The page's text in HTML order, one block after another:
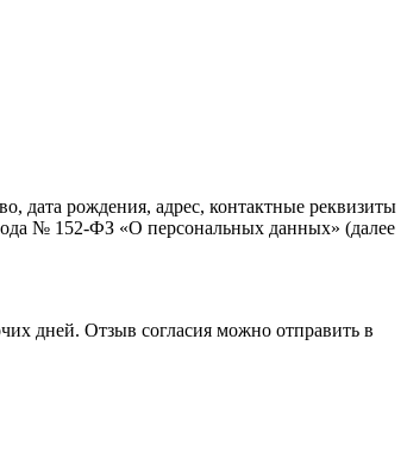
дата рождения, адрес, контактные реквизиты
№ 152-ФЗ «О персональных данных» (далее
дней. Отзыв согласия можно отправить в